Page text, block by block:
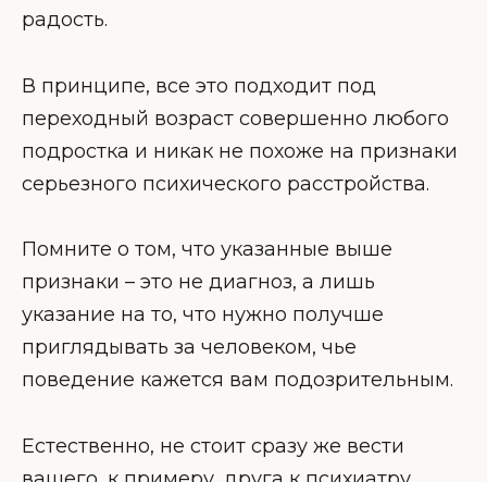
радость.
В принципе, все это подходит под
переходный возраст совершенно любого
подростка и никак не похоже на признаки
серьезного психического расстройства.
Помните о том, что указанные выше
признаки – это не диагноз, а лишь
указание на то, что нужно получше
приглядывать за человеком, чье
поведение кажется вам подозрительным.
Естественно, не стоит сразу же вести